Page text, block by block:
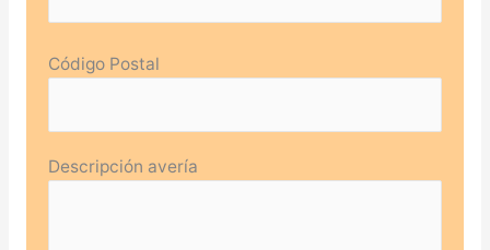
Código Postal
Descripción avería